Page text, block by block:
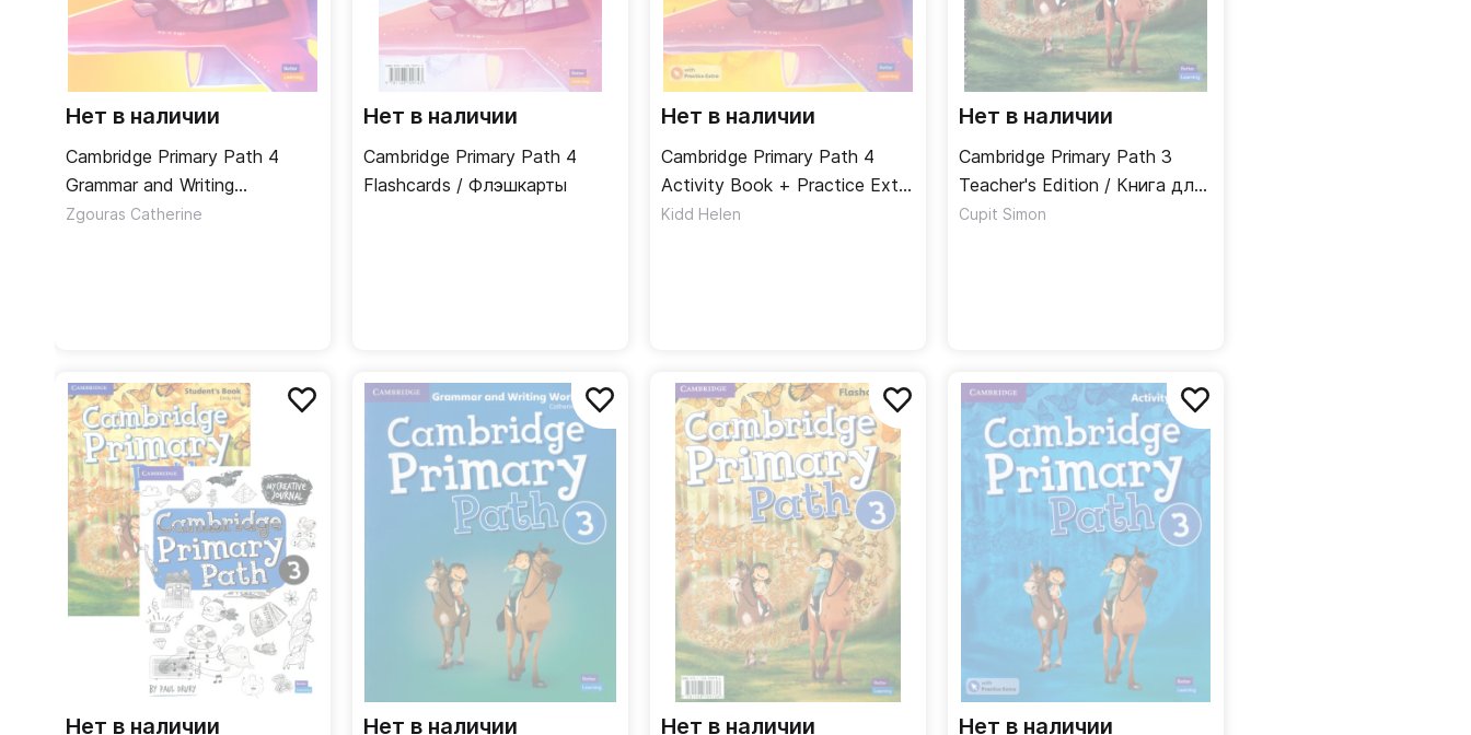
Нет в наличии
Cambridge Primary Path 4
Grammar and Writing
Workbook / Упражнения по
Zgouras Catherine
Нет в наличии
Cambridge Primary Path 4
Flashcards / Флэшкарты
Нет в наличии
Cambridge Primary Path 4
Activity Book + Practice Extra
/ Рабочая тетрадь + онлайн-
Kidd Helen
Нет в наличии
Cambridge Primary Path 3
Teacher's Edition / Книга для
учителя
Cupit Simon
Нет в наличии Нет в наличии Нет в наличии Нет в наличии